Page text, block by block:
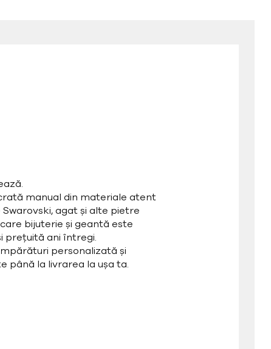
manual din materiale atent
agat și alte pietre
bijuterie și geantă este
prețuită ani întregi.
personalizată și
până la livrarea la ușa ta.